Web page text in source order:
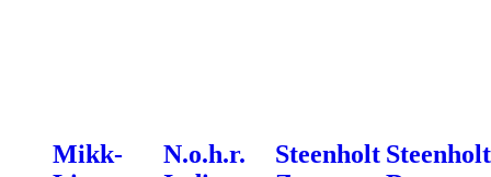
Mikk-
N.o.h.r.
Steenholt Steenholt